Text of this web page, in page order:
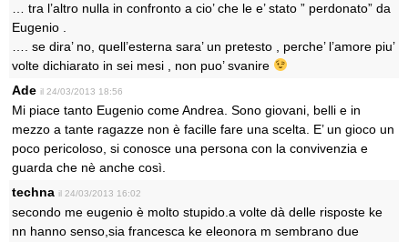
… tra l’altro nulla in confronto a cio’ che le e’ stato ” perdonato” da
Eugenio .
…. se dira’ no, quell’esterna sara’ un pretesto , perche’ l’amore piu’
volte dichiarato in sei mesi , non puo’ svanire
Ade il 24/03/2013 18:56
Mi piace tanto Eugenio come Andrea. Sono giovani, belli e in
mezzo a tante ragazze non è facille fare una scelta. E’ un gioco un
poco pericoloso, si conosce una persona con la convivenzia e
guarda che nè anche così.
techna il 24/03/2013 16:02
secondo me eugenio è molto stupido.a volte dà delle risposte ke
nn hanno senso,sia francesca ke eleonora m sembrano due